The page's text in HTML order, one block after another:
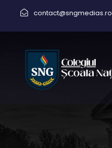
contact@sngmedias.ro